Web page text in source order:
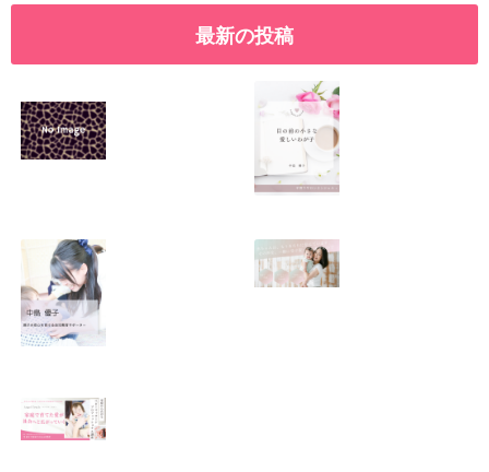
最新の投稿
2026.01.11 2026.01.08
りますように
2026.01.06